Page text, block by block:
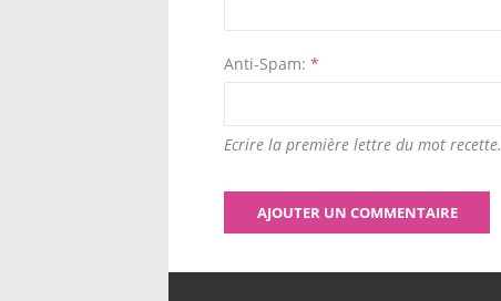
Anti-Spam: *
Ecrire la première lettre du mot recette.